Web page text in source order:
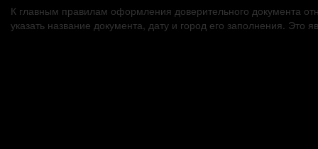
К главным правилам оформления доверительного документа
указать название документа, дату и город его заполнения.